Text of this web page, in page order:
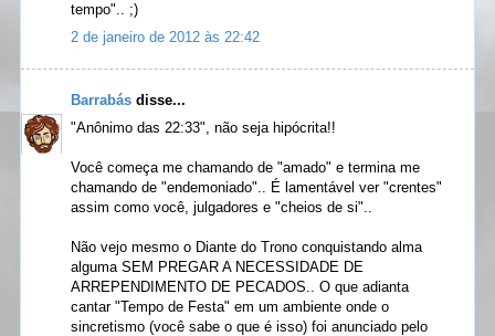
tempo".. ;)
2 de janeiro de 2012 às 22:42
Barrabás disse...
"Anônimo das 22:33", não seja hipócrita!!
Você começa me chamando de "amado" e termina me
chamando de "endemoniado".. É lamentável ver "crentes"
assim como você, julgadores e "cheios de si"..
Não vejo mesmo o Diante do Trono conquistando alma
alguma SEM PREGAR A NECESSIDADE DE
ARREPENDIMENTO DE PECADOS.. O que adianta
cantar "Tempo de Festa" em um ambiente onde o
sincretismo (você sabe o que é isso) foi anunciado pelo